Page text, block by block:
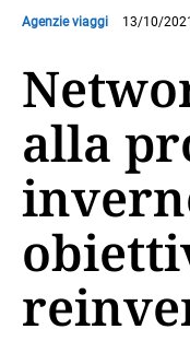
Agenzie viaggi 13/10/
alla